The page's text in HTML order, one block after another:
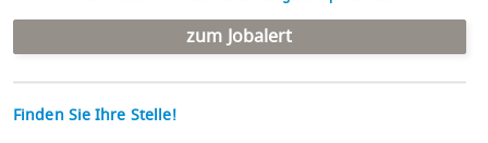
zum Jobalert
Finden Sie Ihre Stelle!